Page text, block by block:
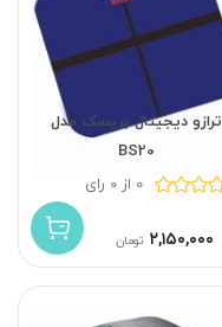
ترازو دیجیتال بریسک مدل
BS20
0 از 0 رای
۲,۱۵۰,۰۰۰ تومان